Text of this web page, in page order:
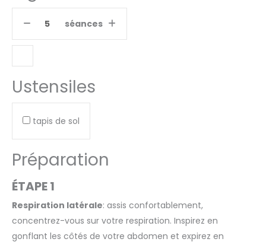
séances
Ustensiles
tapis de sol
Préparation
ÉTAPE 1
Respiration latérale: assis confortablement,
concentrez-vous sur votre respiration. Inspirez en
gonflant les côtés de votre abdomen et expirez en